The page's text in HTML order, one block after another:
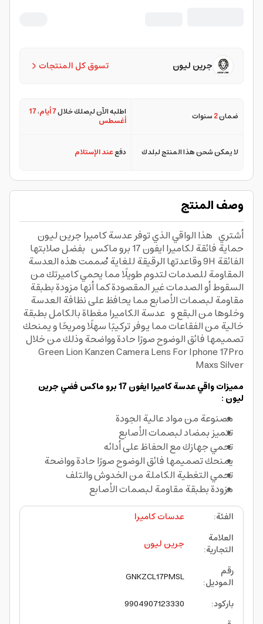
تسوق كل المنتجات جرين ليون
ضمان2سنوات اطلبه الآن ليصلك خلال7 أيام ،17
أغسطس
لا يمكن شحن هذا المنتج لبلدك دفععند الإستلام
وصف المنتج
أشتري هذا الواقي الذي توفر عدسة كاميرا جرين ليون
حماية فائقة لكاميرا ايفون 17 برو ماكس بفضل صلابتها
الفائقة 9H وقاعدتها الرقيقة للغاية صُممت هذه العدسة
المقاومة للصدمات لتدوم طويلًا مما يحمي كاميرتك من
السقوط أو الصدمات غير المقصودة كما أنها مزودة بطبقة
مقاومة لبصمات الأصابع مما يحافظ على نظافة العدسة
وخلوها من البقع و عدسة الكاميرا مغطاة بالكامل بطبقة
خالية من الفقاعات مما يوفر تركيبًا سهلًا ومريحًا و يمنحك
تصميمها فائق الوضوح صورًا حادة وواضحة وذلك من خلال
Green Lion Kanzen Camera Lens For Iphone 17Pro
Maxs Silver
مميزات واقي عدسة كاميرا ايفون 17 برو ماكس فضي جرين
ليون :
مصنوعة من مواد عالية الجودة
تتميز بمضاد لبصمات الأصابع
تحمي جهازك مع الحفاظ على أدائه
يمنحك تصميمها فائق الوضوح صورًا حادة وواضحة
تحمي التغطية الكاملة من الخدوش والتلف
مزودة بطبقة مقاومة لبصمات الأصابع
الفئة:
عدسات كاميرا
العلامة
التجارية:
جرين ليون
رقم
الموديل:
GNKZCL17PMSL
باركود:
9904907123330